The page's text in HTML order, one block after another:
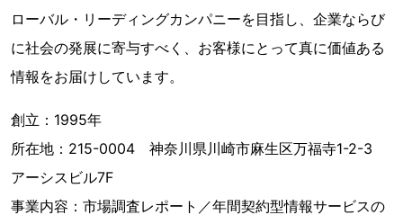
ローバル・リーディングカンパニーを目指し、企業ならび
に社会の発展に寄与すべく、お客様にとって真に価値ある
情報をお届けしています。
創立：1995年
所在地：215-0004 神奈川県川崎市麻生区万福寺1-2-3
アーシスビル7F
事業内容：市場調査レポート／年間契約型情報サービスの